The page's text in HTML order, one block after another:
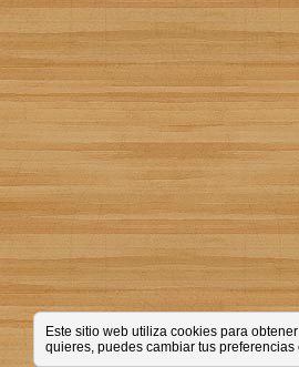
Este sitio web utiliza cookies para
quieres, puedes cambiar tus